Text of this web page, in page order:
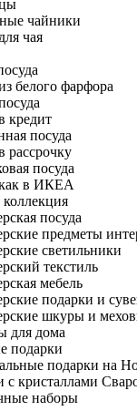
чайники
чая
белого фарфора
кредит
посуда
рассрочку
посуда
в ИКЕА
коллекция
посуда
предметы
светильники
текстиль
мебель
подарки и
шкуры и
для дома
подарки
подарки на
с кристаллами
наборы